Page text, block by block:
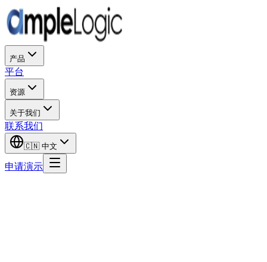
产品
平台
资源
关于我们
联系我们
🇨🇳 中文
申请演示